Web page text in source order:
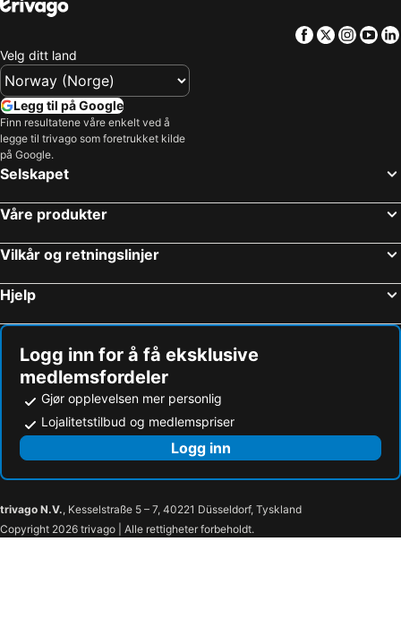
Facebook
Twitter
Velg ditt land
Legg til på Google
Finn resultatene våre enkelt ved å
legge til trivago som foretrukket kilde
på Google.
Selskapet
Våre produkter
Vilkår og retningslinjer
Hjelp
Logg inn for å få eksklusive
medlemsfordeler
Gjør opplevelsen mer personlig
Lojalitetstilbud og medlemspriser
Logg inn
trivago N.V., Kesselstraße 5 – 7, 40221 Düsseldorf, Tyskland
Copyright 2026 trivago | Alle rettigheter forbeholdt.